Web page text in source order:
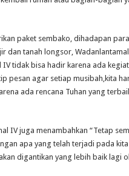
paket sembako, dihadapan
dan tanah longsor,
IV tidak bisa hadir karena ada
pesan agar setiap musibah,kita
ada rencana Tuhan yang
IV juga menambahkan “Tetap
apa yang telah terjadi pada
digantikan yang lebih baik lagi